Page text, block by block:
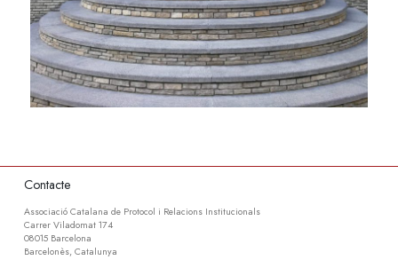
Contacte
Associació Catalana de Protocol i Relacions Institucionals
Carrer Viladomat 174
08015 Barcelona
Barcelonès, Catalunya